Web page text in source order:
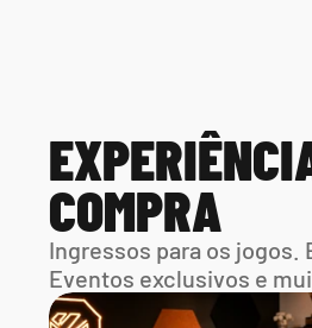
COMPRA
Ingressos para os jogos.
Eventos exclusivos e